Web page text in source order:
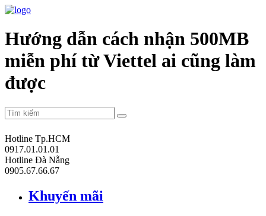
Hướng dẫn cách nhận 500MB
miễn phí từ Viettel ai cũng làm
được
Hotline Tp.HCM
0917.01.01.01
Hotline Đà Nẵng
0905.67.66.67
Khuyến mãi